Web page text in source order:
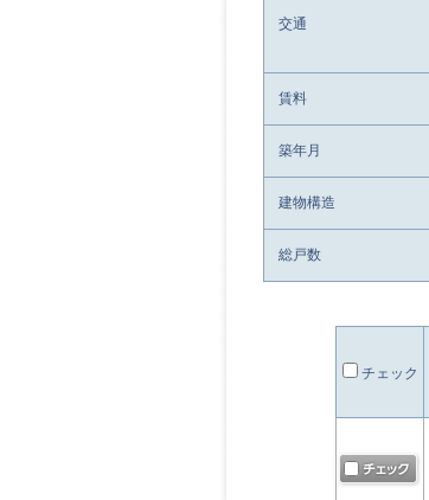
交通
賃料
築年月
建物構造
総戸数
チェック